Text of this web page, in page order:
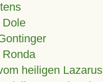
Dole
heiligen Lazarus